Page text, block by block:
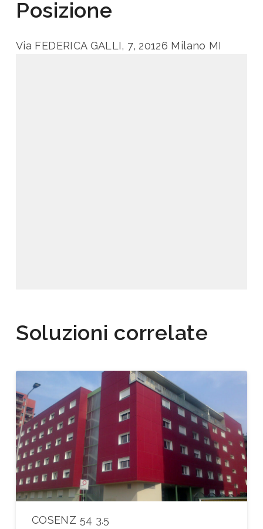
Posizione
Via FEDERICA GALLI, 7, 20126 Milano MI
Soluzioni correlate
COSENZ 54 3.5